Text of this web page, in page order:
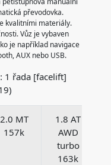
převodovka.
kvalitními materiály.
Vůz je vybaven
je například navigace
AUX nebo USB.
1 řada [facelift]
2.0 MT
157k
1.8 AT
AWD
turbo
163k